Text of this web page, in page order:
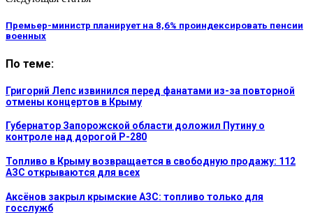
Премьер-министр планирует на 8,6% проиндексировать пенсии
военных
По теме:
Григорий Лепс извинился перед фанатами из-за повторной
отмены концертов в Крыму
Губернатор Запорожской области доложил Путину о
контроле над дорогой Р-280
Топливо в Крыму возвращается в свободную продажу: 112
АЗС открываются для всех
Аксёнов закрыл крымские АЗС: топливо только для
госслужб